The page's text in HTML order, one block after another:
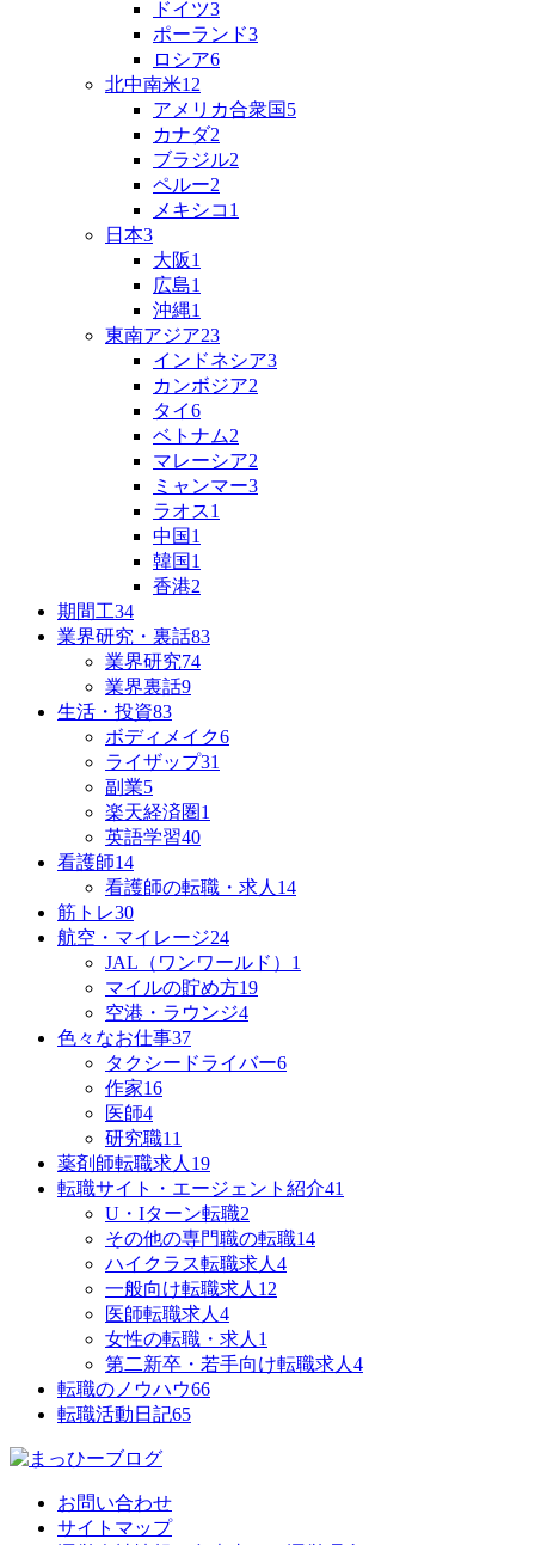
ドイツ3
ポーランド3
ロシア6
北中南米12
アメリカ合衆国5
カナダ2
ブラジル2
ペルー2
メキシコ 1
日本3
大阪1
広島1
沖縄1
東南アジア23
インドネシア3
カンボジア2
タイ6
ベトナム2
マレーシア2
ミャンマー3
ラオス1
中国1
韓国1
香港2
期間工34
業界研究・裏話83
業界研究74
業界裏話9
生活・投資83
ボディメイク6
ライザップ31
副業5
楽天経済圏 1
英語学習40
看護師14
看護師の転職・求人 14
筋トレ30
航空・マイレージ24
JAL（ワンワールド） 1
マイルの貯め方19
空港・ラウンジ4
色々なお仕事37
タクシードライバー6
作家16
医師4
研究職11
薬剤師転職求人 19
転職サイト・エージェント紹介41
U・Iターン転職2
その他の専門職の転職14
ハイクラス転職求人 4
一般向け転職求人 12
医師転職求人 4
女性の転職・求人 1
第二新卒・若手向け転職求人 4
転職のノウハウ66
転職活動日記65
お問い合わせ
サイトマップ